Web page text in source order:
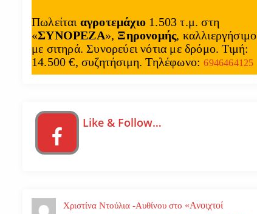
Πωλείται αγροτεμάχιο 1.503 τ.μ. στη
«ΣΥΝΟΡΕΖΑ», Ξηρονομής, καλλιεργήσιμο
με σιτηρά. Συνορεύει νότια με δρόμο. Τιμή:
14.500 €, συζητήσιμη. Τηλέφωνο:6946464125
Like & Follow…
Χριστίνα Ντούλια -Αυθίνου στο «Ανοιχτοί